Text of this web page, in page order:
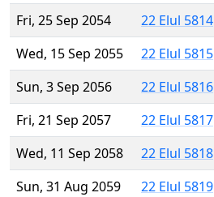
Fri, 25 Sep 2054
22 Elul 5814
Wed, 15 Sep 2055
22 Elul 5815
Sun, 3 Sep 2056
22 Elul 5816
Fri, 21 Sep 2057
22 Elul 5817
Wed, 11 Sep 2058
22 Elul 5818
Sun, 31 Aug 2059
22 Elul 5819